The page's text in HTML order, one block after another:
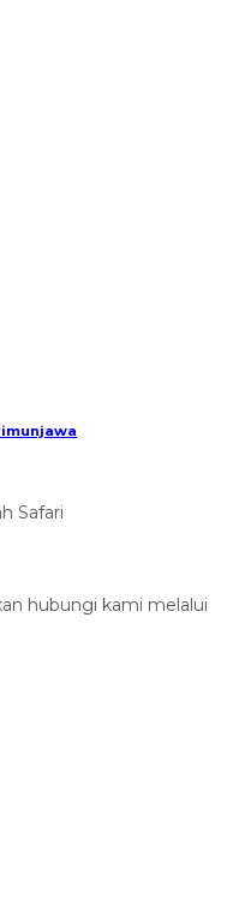
Safari
hubungi kami melalui